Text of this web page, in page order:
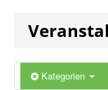
Kategorien
5:00